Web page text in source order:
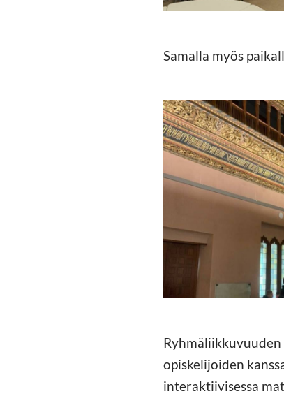
Samalla myös
opiskelijoiden
interaktiivisessa